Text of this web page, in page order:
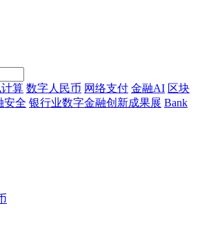
算 数字人民币 网络支付 金融AI 区块
安全 银行业数字金融创新成果展 Bank